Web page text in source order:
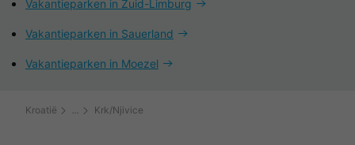
Vakantieparken in Zuid-Limburg
Vakantieparken in Sauerland
Vakantieparken in Moezel
Kroatië Krk/Njivice